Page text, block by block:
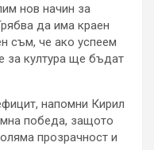
нов начин за
да има краен
съм, че ако успеем
за култура ще бъдат
напомни Кирил
победа, защото
прозрачност и